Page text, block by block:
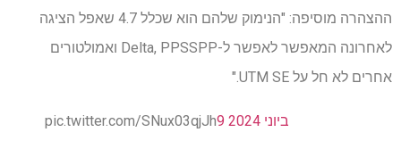
ההצהרה מוסיפה: "הנימוק שלהם הוא שכלל 4.7 שאפל הציגה
לאחרונה המאפשר לאפשר ל-Delta, PPSSPP ואמולטורים
אחרים לא חל על UTM SE."
pic.twitter.com/SNux03qjJh 9 ביוני 2024